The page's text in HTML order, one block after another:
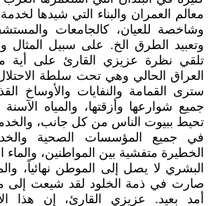
معالم العمران والبناء التي شيدها
وشاخصة للعيان، كالجامعات
وتعبيد الطرق الخ. على سبيل المثال
تلقي نظرة عزيزي القارئ على أية
العراق الحالي وهي تحت سلطة
سترى القمامة والنفايات والأوساخ
جميع شوارعها وأزقتها، والمياه
تحيط ببيوت الناس من كل جانب،
في جميع المؤسسات الصحية
الخطيرة متفشية بين المواطنين، والماء
البشري لا يصل إلى الموطن نهائياً،
صارت في ذمة الخلود لقد شيعت إلى
أمد بعيد. عزيزي القارئ، إن هذا